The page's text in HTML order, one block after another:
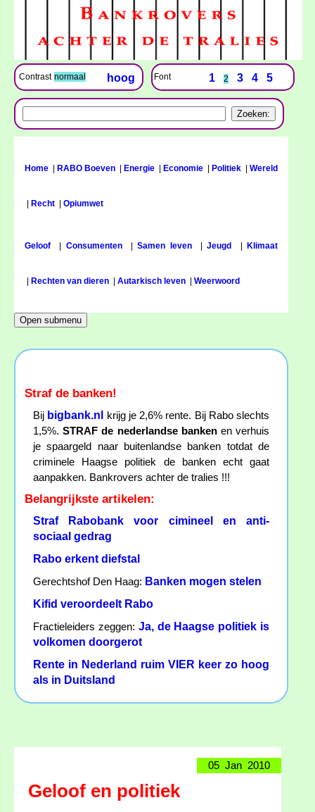
Contrast normaal hoog Font 1 2 3 4 5
Home RABO Boeven Energie Economie Politiek Wereld
Recht Opiumwet
Geloof Consumenten|Samen leven|Jeugd Klimaat
Rechten van dieren Autarkisch leven Weerwoord
Straf de banken!
Bij bigbank.nl
krijg je 2,6% rente. Bij Rabo slechts
1,5%.STRAF de nederlandse bankenen verhuis
je spaargeld naar buitenlandse banken totdat de
criminele Haagse politiek de banken echt gaat
aanpakken. Bankrovers achter de tralies !!!
Belangrijkste artikelen:
Straf Rabobank voor cimineel en anti-
sociaal gedrag
Rabo erkent diefstal
Gerechtshof Den Haag: Banken mogen stelen
Kifid veroordeelt Rabo
Fractieleiders zeggen: Ja, de Haagse politiek is
volkomen doorgerot
Rente in Nederland ruim VIER keer zo hoog
als in Duitsland
05 Jan 2010
Geloof en politiek